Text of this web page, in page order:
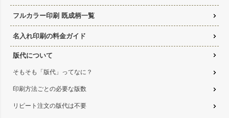
フルカラー印刷 既成柄一覧
名入れ印刷の料金ガイド
版代について
そもそも「版代」ってなに？
印刷方法ごとの必要な版数
リピート注文の版代は不要